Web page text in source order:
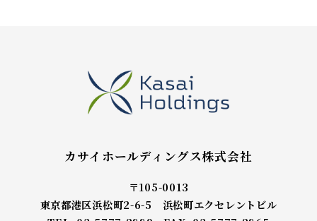
カサイホールディングス株式会社
〒105-0013
東京都港区浜松町2-6-5 浜松町エクセレントビル